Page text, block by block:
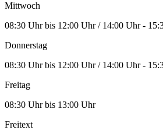
Mittwoch
08:30 Uhr bis 12:00 Uhr / 14:00 Uhr -
Donnerstag
08:30 Uhr bis 12:00 Uhr / 14:00 Uhr -
Freitag
08:30 Uhr bis 13:00 Uhr
Freitext